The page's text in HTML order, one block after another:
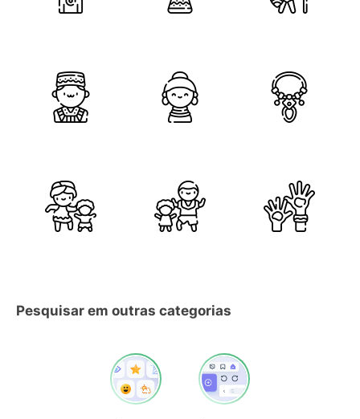
Pesquisar em outras categorias